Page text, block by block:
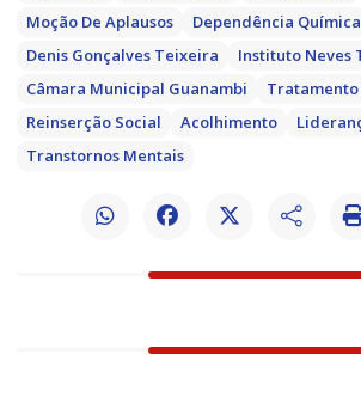
Moção De Aplausos
Dependência Química
Denis Gonçalves Teixeira
Instituto Neves
Câmara Municipal Guanambi
Reinserção Social
Acolhimento
Transtornos Mentais